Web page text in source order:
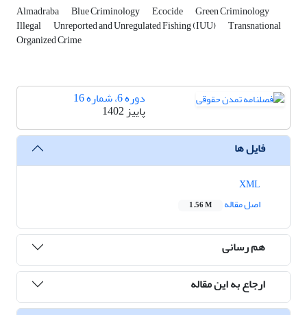
Almadraba Blue Criminology Ecocide Green Criminology
Illegal Unreported and Unregulated Fishing (IUU) Transnational
Organized Crime
دوره 6، شماره 16
پاییز 1402
فایل ها
اصل مقاله
1.56 M
هم رسانی
ارجاع به این مقاله